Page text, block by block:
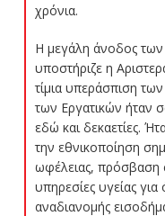
χρόνια.
Η μεγάλη άνοδος των
υποστήριζε η
τίμια υπεράσπιση
των Εργατικών ήταν
εδώ και δεκαετίες.
την εθνικοποίηση
ωφέλειας, πρόσβαση
υπηρεσίες υγείας
αναδιανομής